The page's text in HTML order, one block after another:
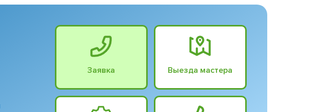
Заявка Выезда мастера